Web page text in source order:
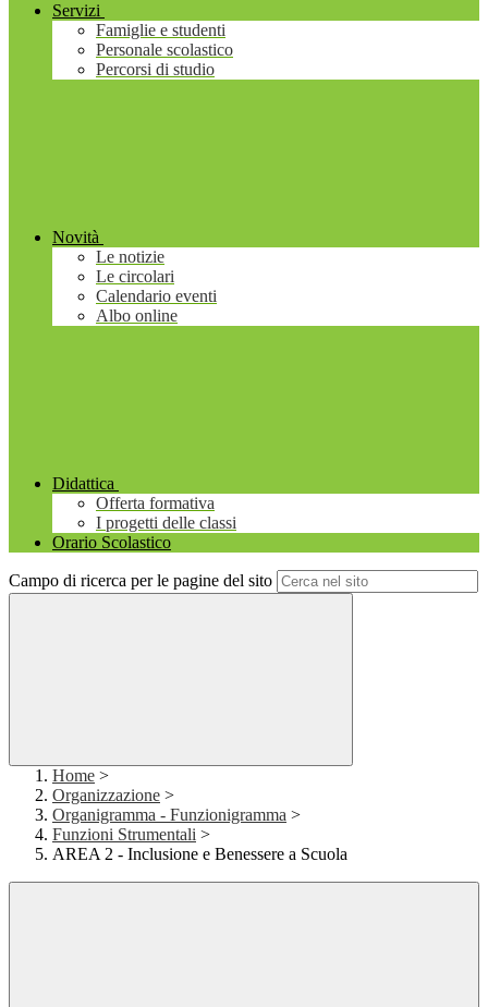
Servizi
Famiglie e studenti
Personale scolastico
Percorsi di studio
Novità
Le notizie
Le circolari
Calendario eventi
Albo online
Didattica
Offerta formativa
I progetti delle classi
Orario Scolastico
Campo di ricerca per le pagine del sito
Home >
Organizzazione >
Organigramma - Funzionigramma >
Funzioni Strumentali >
AREA 2 - Inclusione e Benessere a Scuola